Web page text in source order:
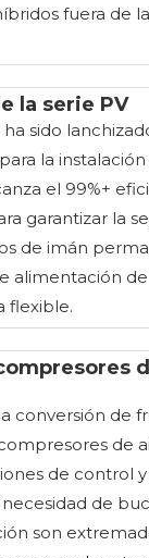
fuera de
la serie PV
sido
la
el 99%+
garantizar la
de imán
alimentación de
flexible.
conversión de
de
de control
de
son